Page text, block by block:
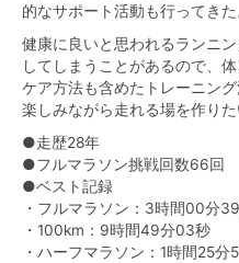
的なサポート活動も行ってきた
健康に良いと思われるランニ
してしまうことがあるので、
ケア方法も含めたトレーニン
楽しみながら走れる場を作りた
●走歴28年
●フルマラソン挑戦回数66回
●ベスト記録
・フルマラソン：3時間00分
・100km：9時間49分03秒
・ハーフマラソン：1時間25分